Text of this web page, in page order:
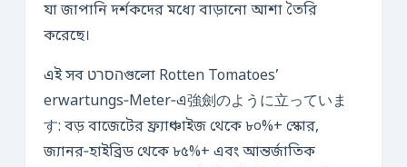
যা জাপানি দর্শকদের মধ্যে বাড়ানো আশা তৈরি
করেছে।
এই সব הסרטগুলো Rotten Tomatoes’
erwartungs‑Meter‑এ強劍のように立っていま
す: বড় বাজেটের ফ্র্যাঞ্চাইজ থেকে ৮০%+ স্কোর,
জ্যানর‑হাইব্রিড থেকে ৮৫%+ এবং আন্তর্জাতিক